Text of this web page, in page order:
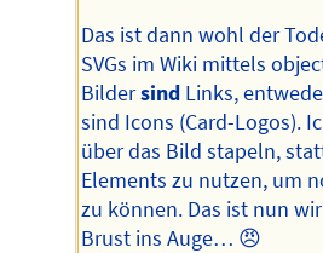
Das ist dann wohl der
SVGs im Wiki mittels
Bildersind Links,
sind Icons (Card-Logos).
über das Bild stapeln,
Elements zu nutzen, um
zu können. Das ist nun
Brust ins Auge… 😠